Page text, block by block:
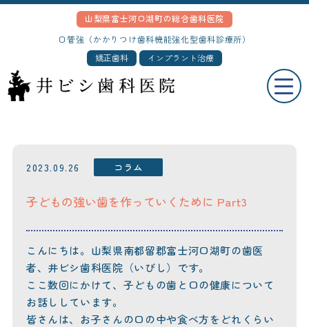
山梨県富士河口湖町の総合歯科医院
口管強（かかりつけ歯科機能強化型歯科診療所）
矯正歯科
インプラント治療
2023.09.26 コラム
子どもの強い歯を作っていくために Part3
こんにちは。山梨県南都留郡富士河口湖町の歯医
者、井ビシ歯科医院（いびし）です。
ここ数回にかけて、子どもの歯と口の健康について
お話ししています。
皆さんは、お子さんの口の中や食べ方をどれくらい